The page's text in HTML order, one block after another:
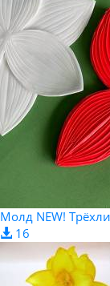
Молд NEW!
16